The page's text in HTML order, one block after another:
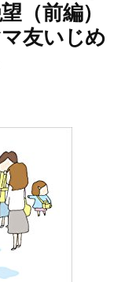
（前編）
友いじめ